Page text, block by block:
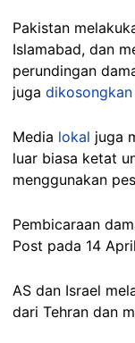
Pakistan
Islamabad, dan
perundingan
juga dikosongkan
Media lokal juga
luar biasa ketat
menggunakan
Pembicaraan
Post pada 14
AS dan Israel
dari Tehran dan